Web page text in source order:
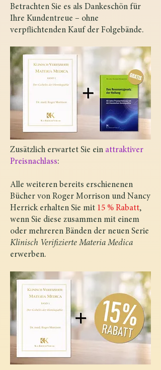
Betrachten Sie es als Dankeschön für
Ihre Kundentreue – ohne
verpflichtenden Kauf der Folgebände.
Zusätzlich erwartet Sie ein attraktiver
Preisnachlass:
Alle weiteren bereits erschienenen
Bücher von Roger Morrison und Nancy
Herrick erhalten Sie mit 15 % Rabatt,
wenn Sie diese zusammen mit einem
oder mehreren Bänden der neuen Serie
Klinisch Verifizierte Materia Medica
erwerben.